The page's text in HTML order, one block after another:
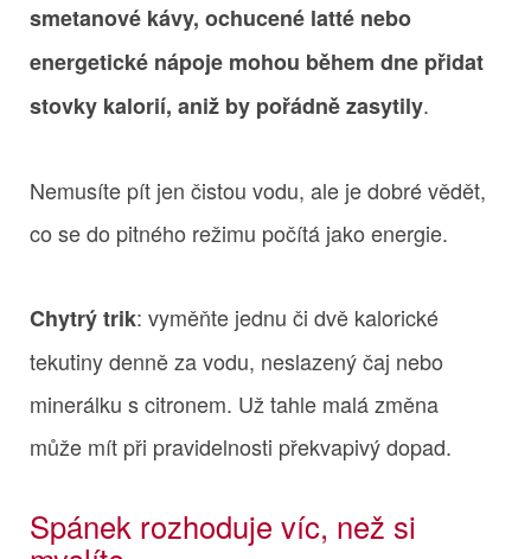
smetanové kávy, ochucené latté nebo
energetické nápoje mohou během dne přidat
stovky kalorií, aniž by pořádně zasytily.
Nemusíte pít jen čistou vodu, ale je dobré vědět,
co se do pitného režimu počítá jako energie.
Chytrý trik: vyměňte jednu či dvě kalorické
tekutiny denně za vodu, neslazený čaj nebo
minerálku s citronem. Už tahle malá změna
může mít při pravidelnosti překvapivý dopad.
Spánek rozhoduje víc, než si